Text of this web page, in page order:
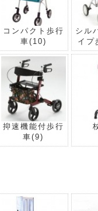
コンパクト歩行
車(10)
シル
イプ
抑速機能付歩行
車(9)